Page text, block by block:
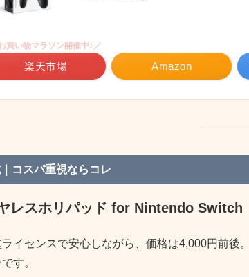
Amazon
買い物マラソン開催中♪／
楽天市場
コスパ重視ならコレ
レスホリパッド for Nintendo Switch
イセンスで安心しながら、価格は4,000円前後
す。